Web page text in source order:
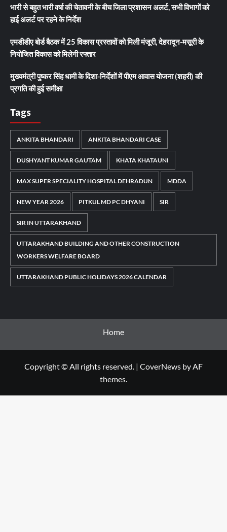
भारी से बहुत भारी वर्षा की चेतावनी के बीच जिला प्रशासन अलर्ट, सभी विभागों को
हाई अलर्ट पर रहने के निर्देश
एमडीडीए बोर्ड बैठक में 25 विकास प्रस्तावों को मिली मंजूरी, देहरादून-मसूरी के
नियोजित विकास को मिलेगी रफ्तार
मुख्यमंत्री पुष्कर सिंह धामी के दिशा-निर्देशों में पीएम आवास योजना (शहरी) की
प्रगति की हुई समीक्षा
Tags
ANKITA BHANDARI ANKITA BHANDARI CASE
DUSHYANT KUMAR GAUTAM KHATA KHATAUNI
MAX SUPER SPECIALITY HOSPITAL DEHRADUN MDDA
NEW YEAR 2026 PITKUL MD PC DHYANI SIR
SIR IN UTTARAKHAND
UTTARAKHAND BUILDING AND OTHER CONSTRUCTION
WORKERS WELFARE BOARD
UTTARAKHAND PUBLIC HOLIDAYS 2026 CALENDAR
Home
Copyright © All rights reserved. | CoverNews by AF
themes.